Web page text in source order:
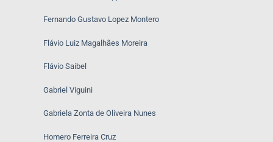
Fernando Gustavo Lopez Montero
Flávio Luiz Magalhães Moreira
Flávio Saibel
Gabriel Viguini
Gabriela Zonta de Oliveira Nunes
Homero Ferreira Cruz